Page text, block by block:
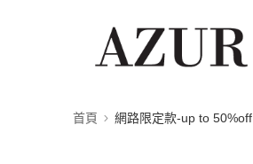
首頁 網路限定款-up to 50%off